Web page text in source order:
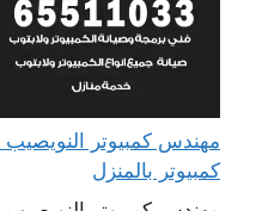
كمبيوتر بالمنزل